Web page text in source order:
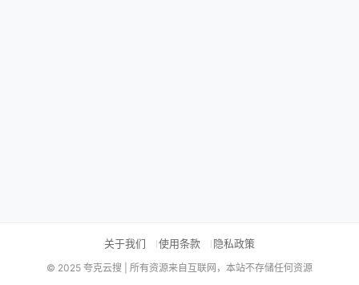
关于我们 使用条款 隐私政策
© 2025 夸克云搜 | 所有资源来自互联网，本站不存储任何资源